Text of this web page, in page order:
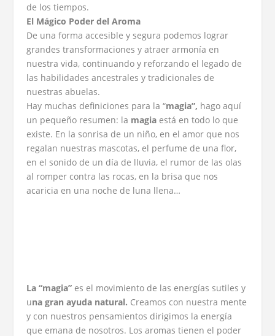
de los tiempos.
El Mágico Poder del Aroma
De una forma accesible y segura podemos lograr
grandes transformaciones y atraer armonía en
nuestra vida, continuando y reforzando el legado de
las habilidades ancestrales y tradicionales de
nuestras abuelas.
Hay muchas definiciones para la “magia”, hago aquí
un pequeño resumen: la magiaestá en todo lo que
existe. En la sonrisa de un niño, en el amor que nos
regalan nuestras mascotas, el perfume de una flor,
en el sonido de un día de lluvia, el rumor de las olas
al romper contra las rocas, en la brisa que nos
acaricia en una noche de luna llena…
La “magia” es el movimiento de las energías sutiles y
una gran ayuda natural. Creamos con nuestra mente
y con nuestros pensamientos dirigimos la energía
que emana de nosotros. Los aromas tienen el poder